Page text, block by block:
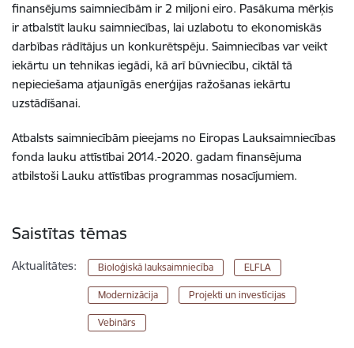
finansējums saimniecībām ir 2 miljoni eiro. Pasākuma mērķis
ir atbalstīt lauku saimniecības, lai uzlabotu to ekonomiskās
darbības rādītājus un konkurētspēju. Saimniecības var veikt
iekārtu un tehnikas iegādi, kā arī būvniecību, ciktāl tā
nepieciešama atjaunīgās enerģijas ražošanas iekārtu
uzstādīšanai.
Atbalsts saimniecībām pieejams no Eiropas Lauksaimniecības
fonda lauku attīstībai 2014.-2020. gadam finansējuma
atbilstoši Lauku attīstības programmas nosacījumiem.
Saistītas tēmas
Aktualitātes: Bioloģiskā lauksaimniecība ELFLA
Modernizācija Projekti un investīcijas
Vebinārs